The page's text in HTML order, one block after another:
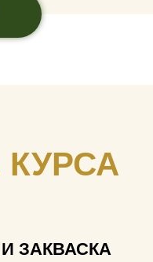
ЗАКВАСКА